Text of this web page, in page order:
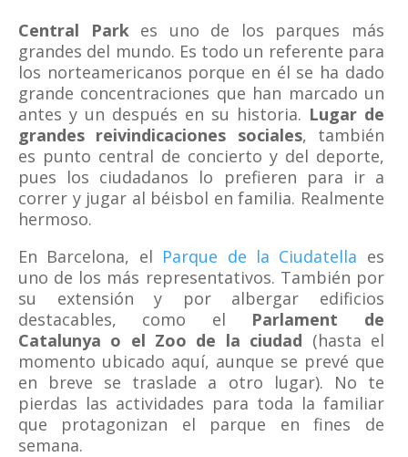
Central Parkes uno de los parques más
grandes del mundo. Es todo un referente para
los norteamericanos porque en él se ha dado
grande concentraciones que han marcado un
antes y un después en su historia. Lugar de
grandes reivindicaciones sociales, también
es punto central de concierto y del deporte,
pues los ciudadanos lo prefieren para ir a
correr y jugar al béisbol en familia. Realmente
hermoso.
En Barcelona, el Parque de la Ciudatella es
uno de los más representativos. También por
su extensión y por albergar edificios
destacables, como el Parlament de
Catalunya o el Zoo de la ciudad (hasta el
momento ubicado aquí, aunque se prevé que
en breve se traslade a otro lugar). No te
pierdas las actividades para toda la familiar
que protagonizan el parque en fines de
semana.